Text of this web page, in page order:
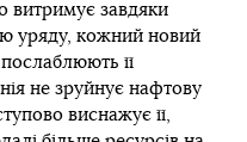
витримує завдяки
уряду, кожний новий
її
не зруйнує нафтову
виснажує її,